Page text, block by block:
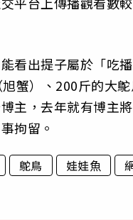
看出提子屬於「吃
蟹）、200斤的大
主，去年就有博主
拘留。
鴕鳥 娃娃魚